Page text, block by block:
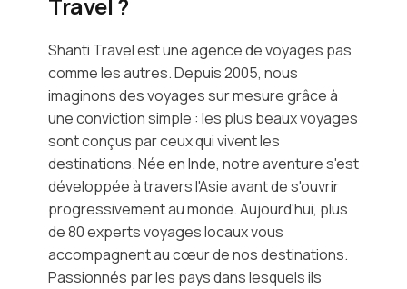
Shanti Travel est une agence de voyages pas
comme les autres. Depuis 2005, nous
imaginons des voyages sur mesure grâce à
une conviction simple : les plus beaux voyages
sont conçus par ceux qui vivent les
destinations. Née en Inde, notre aventure s'est
développée à travers l'Asie avant de s'ouvrir
progressivement au monde. Aujourd'hui, plus
de 80 experts voyages locaux vous
accompagnent au cœur de nos destinations.
Passionnés par les pays dans lesquels ils